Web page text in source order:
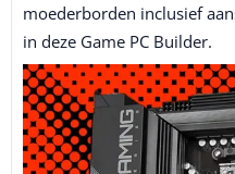
moederborden inclusief
in deze Game PC Builder.